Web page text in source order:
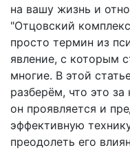
на вашу жизнь и
"Отцовский
просто термин из
явление, с которым
многие. В этой
разберём, что это за
он проявляется и
эффективную
преодолеть его